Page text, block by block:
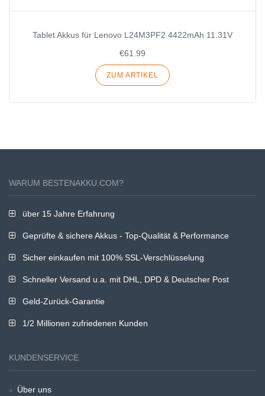
Tablet Akkus für Lenovo L24M3PF2 4422mAh 11.31V
€61.99
ZUM ARTIKEL
WARUM BESTENAKKU.COM?
über 15 Jahre Erfahrung
Geprüfte & sichere Akkus - Top-Qualität & Performance
Sicher einkaufen mit 100% SSL-Verschlüsselung
Schneller Versand u.a. mit DHL, DPD & Deutscher Post
Geld-Zurück-Garantie
1/2 Millionen zufriedenen Kunden
KUNDENSERVICE
Über uns